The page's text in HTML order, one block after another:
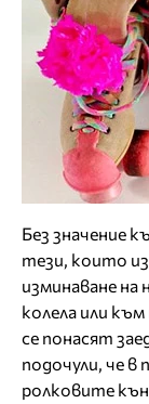
Без значение
тези, които
изминаване
колела или
се понасят
подочули, че в
ролковите